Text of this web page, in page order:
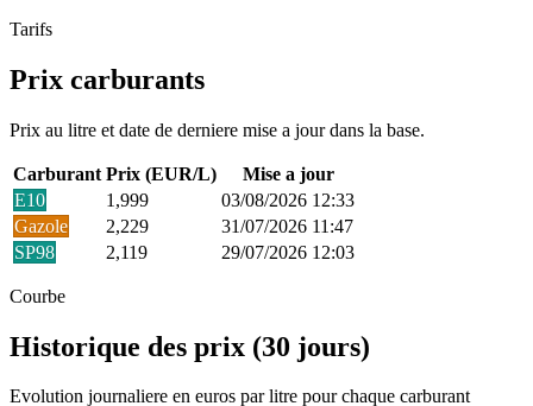
Tarifs
Prix carburants
Prix au litre et date de derniere mise a jour dans la base.
Carburant Prix (EUR/L)
Mise a jour
E10
1,999
03/08/2026 12:33
Gazole
2,229
31/07/2026 11:47
SP98
2,119 29/07/2026 12:03
Courbe
Historique des prix (30 jours)
Evolution journaliere en euros par litre pour chaque carburant